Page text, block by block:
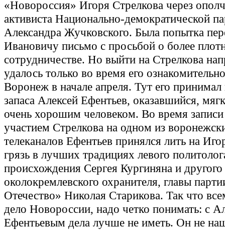
«Новороссия» Игоря Стрелкова через
активиста Национально-демократической
Александра Жучковского. Была попытка
Ивановичу письмо с просьбой о более
сотрудничестве. Но выйти на Стрелкова
удалось только во время его
Воронеж в начале апреля. Тут его
запаса Алексей Ефентьев, оказавшийся,
очень хорошим человеком. Во время
участием Стрелкова на одном из
телеканалов Ефентьев принялся лить на
грязь в лучших традициях левого
происхождения Сергея Кургиняна и другого
околокремлевского охранителя, главы
Отечество» Николая Старикова. Так что
дело Новороссии, надо четко понимать: с
Ефентьевым дела лучше не иметь. Он не